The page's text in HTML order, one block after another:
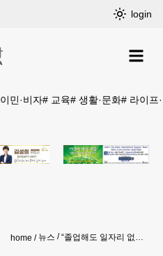
login
이민·비자# 교육# 생활·문화# 라이프
home 뉴스 “졸업해도 일자리 없어”… 고용시장 ‘한파’